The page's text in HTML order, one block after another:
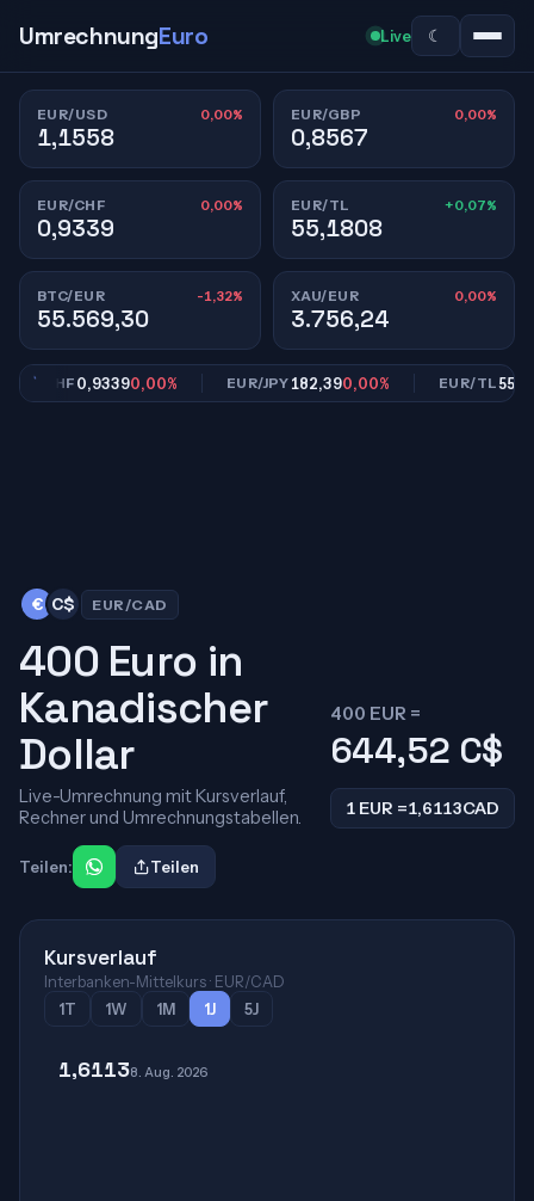
UmrechnungEuro Live ☾
EUR/USD 0,00%
1,1558
EUR/GBP 0,00%
0,8567
EUR/CHF 0,00%
0,9339
EUR/TL +0,07%
55,1808
BTC/EUR -1,32%
55.569,30
XAU/EUR 0,00%
3.756,24
CHF 0,93390,00% EUR/JPY182,390,00% EUR/TL
€ C$ EUR/CAD
400 Euro in
Kanadischer
Dollar
Live-Umrechnung mit Kursverlauf,
Rechner und Umrechnungstabellen.
400 EUR =
644,52 C$
1 EUR =1,6113CAD
Teilen: Teilen
Kursverlauf
Interbanken-Mittelkurs · EUR/CAD
1T
1W 1M 1J 5J
1,61138. Aug. 2026